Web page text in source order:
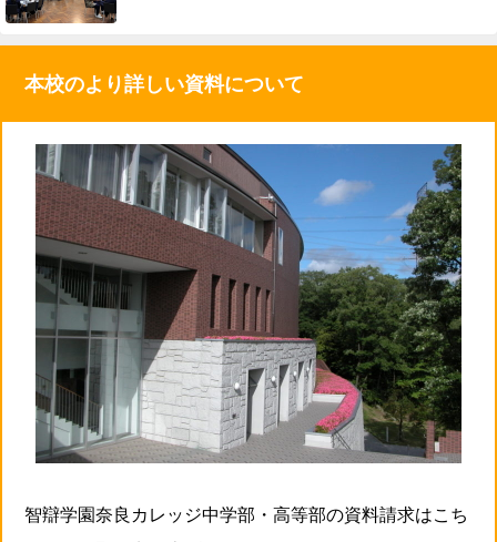
本校のより詳しい資料について
智辯学園奈良カレッジ中学部・高等部の資料請求はこち